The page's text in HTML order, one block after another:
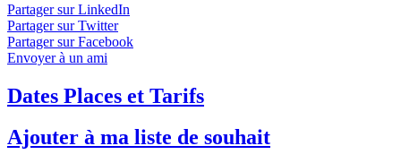
Partager sur LinkedIn
Partager sur Twitter
Partager sur Facebook
Envoyer à un ami
Dates Places et Tarifs
Ajouter à ma liste de souhait